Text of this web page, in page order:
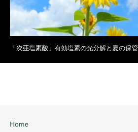
「次亜塩素酸」有効塩素の光分解と夏の保
Home